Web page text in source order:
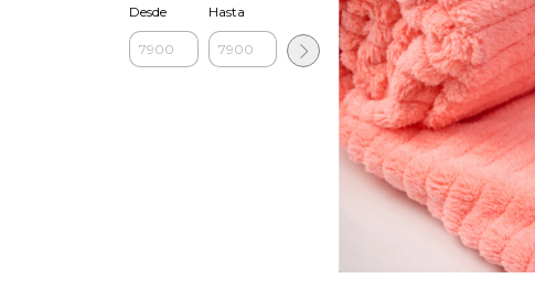
Desde Hasta